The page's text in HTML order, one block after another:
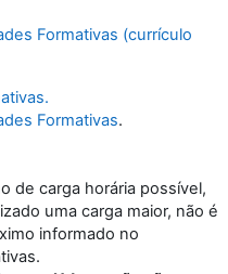
Formativas (currículo
Formativas.
de carga horária possível,
uma carga maior, não é
informado no